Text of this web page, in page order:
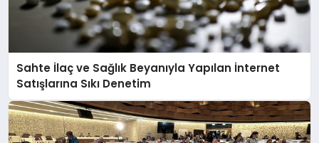
Sahte İlaç ve Sağlık Beyanıyla Yapılan İnternet
Satışlarına Sıkı Denetim